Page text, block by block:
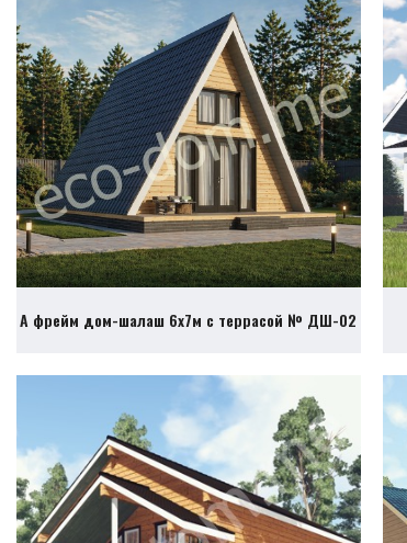
А фрейм дом-шалаш 6х7м с террасой № ДШ-02